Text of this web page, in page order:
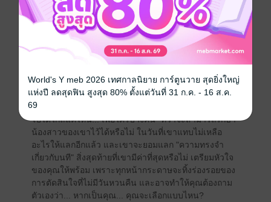
ในโลกที่เงินคือคำตอบสุดท้าย ทิวาจำต้องสละชิ้นส่วนใน
ชีวิตของเขาออกไปทีละน้อยเพื่อยื้อลมหายใจของนที น้อง
สาวที่เขารักยิ่งกว่าสิ่งใด. ทุกการแลกเปลี่ยนไม่ได้พรากแค่
ความทรงจำไป, ทว่ายังกัดกินตัวตนของเขาอย่างช้าๆ จน
เกิดช่องว่างในจิตใจที่ไม่อาจเติมเต็ม.
เรื่องราวนี้คือการเดินทางอันเจ็บปวดของการเสียสละ,
ความรักที่ไร้ขีดจำกัด, และการเผชิญหน้ากับคำถามที่ว่า
"อะไรคือคุณค่าที่แท้จริงของอดีต และเราจะยอมแลกมัน
ไปได้ไกลแค่ไหน... เพื่อใครบางคน" ทิวาจะสามารถรักษา
น้องสาวของเขาไว้ได้หรือไม่ ในวันที่เขาแทบไม่เหลือ
อะไรให้แลกอีกแล้ว และเขาจะยอมแลก "ความทรงจำ
เกี่ยวกับนที" สิ่งสุดท้ายที่เขามีค่าที่สุดหรือไม่ เตรียมหัวใจ
ของคุณให้พร้อม เพราะทุกหน้ากระดาษจะทิ้งร่องรอยของ
การตัดสินใจที่ไม่มีวันหวนคืน และอาจทำให้คุณต้องถาม
ตัวเองว่า... หากเป็นคุณ... คุณจะเลือกแบบไหน?
World's Y meb 2026 เทศกาลนิยาย การ์ตูนวาย สุดยิ่งใหญ่
แห่งปี ลดสุดฟิน สูงสุด 80% ตั้งแต่วันที่ 31 ก.ค. - 16 ส.ค.
69